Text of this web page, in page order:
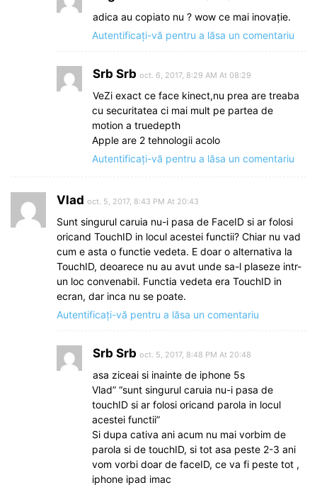
adica au copiato nu ? wow ce mai inovație.
Autentificați-vă pentru a lăsa un comentariu
Srb Srb oct. 6, 2017, 8:29 AM At 08:29
VeZi exact ce face kinect,nu prea are treaba
cu securitatea ci mai mult pe partea de
motion a truedepth
Apple are 2 tehnologii acolo
Autentificați-vă pentru a lăsa un comentariu
Vlad oct. 5, 2017, 8:43 PM At 20:43
Sunt singurul caruia nu-i pasa de FaceID si ar folosi
oricand TouchID in locul acestei functii? Chiar nu vad
cum e asta o functie vedeta. E doar o alternativa la
TouchID, deoarece nu au avut unde sa-l plaseze intr-
un loc convenabil. Functia vedeta era TouchID in
ecran, dar inca nu se poate.
Autentificați-vă pentru a lăsa un comentariu
Srb Srb oct. 5, 2017, 8:48 PM At 20:48
asa ziceai si inainte de iphone 5s
Vlad” “sunt singurul caruia nu-i pasa de
touchID si ar folosi oricand parola in locul
acestei functii”
Si dupa cativa ani acum nu mai vorbim de
parola si de touchID, si tot asa peste 2-3 ani
vom vorbi doar de faceID, ce va fi peste tot ,
iphone ipad imac